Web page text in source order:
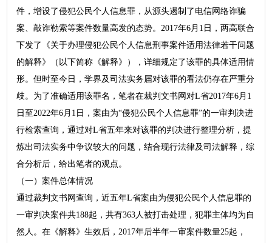
件，增设了侵犯公民个人信息罪，从源头遏制了电信网络诈骗
案、敲诈勒索等案件数量高发的态势。2017年6月1日，两高联合
下发了《关于办理侵犯公民个人信息刑事案件适用法律若干问题
的解释》（以下简称《解释》），详细规定了该罪的具体适用情
形。但时至今日，学界及司法实务届对该罪的看法仍存在严重分
歧。为了准确适用该罪名，笔者在裁判文书网对L省2017年6月1
日至2022年6月1日，案由为“侵犯公民个人信息罪”的一审判决进
行检索查询，通过对L省五年来对该罪的判决进行整理分析，提
炼出司法实务中争议较大的问题，结合现行法律及司法解释，综
合分析后，给出笔者的观点。
（一）案件总体情况
通过裁判文书网查询，近五年L省案由为侵犯公民个人信息罪的
一审判决案件共188起，共有363人被打击处理，犯罪主体均为自
然人。在《解释》生效后，2017年后半年一审案件数量25起，